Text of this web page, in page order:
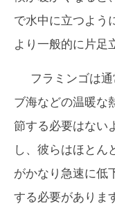
で水中に立つよう
より一般的に片足
フラミンゴは
ブ海などの温暖な
節する必要はない
し、彼らはほとん
がかなり急速に低
する必要がありま